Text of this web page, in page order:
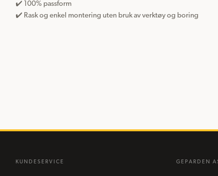
✔️ 100% passform
✔️ Rask og enkel montering uten bruk av verktøy og boring
KUNDESERVICE GEPARDEN